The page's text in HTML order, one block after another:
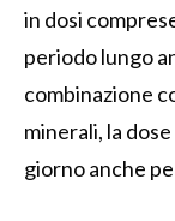
in dosi
periodo lungo
combinazione
minerali, la
giorno anche